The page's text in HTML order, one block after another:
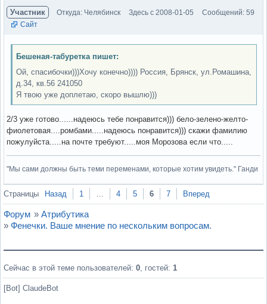
Участник Откуда: Челябинск Здесь с 2008-01-05
Сообщений: 59
Сайт
Бешеная-табуретка пишет:
Ой, спасибочки)))Хочу конечно)))) Россия, Брянск, ул.Ромашина,
д.34, кв.56 241050
Я твою уже доплетаю, скоро вышлю)))
2/3 уже готово......надеюсь тебе понравится))) бело-зелено-желто-
фиолетовая....ромбами.....надеюсь понравится))) скажи фамилию
пожулуйста.....на почте требуют.....моя Морозова если что.....
"Мы сами должны быть теми переменами, которые хотим увидеть." Ганди
Вне форума
Страницы Назад 1 4 5 6 7 Вперед
Форум » Атрибутика
» Фенечки. Ваше мнение по нескольким вопросам.
Сейчас в этой теме пользователей: 0 , гостей: 1
[Bot] ClaudeBot